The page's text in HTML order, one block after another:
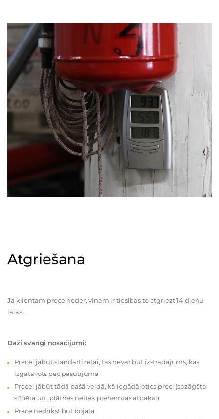
Atgriešana
Ja klientam prece neder, viņam ir tiesības to atgriezt 14 dienu
laikā.
Daži svarīgi nosacījumi:
Precei jābūt standartizētai, tas nevar būt izstrādājums, kas
izgatavots pēc pasūtījuma
Precei jābūt tādā pašā veidā, kā iegādājoties preci (sazāģēta,
slīpēta utt. plātnes netiek pieņemtas atpakaļ)
Prece nedrīkst būt bojāta